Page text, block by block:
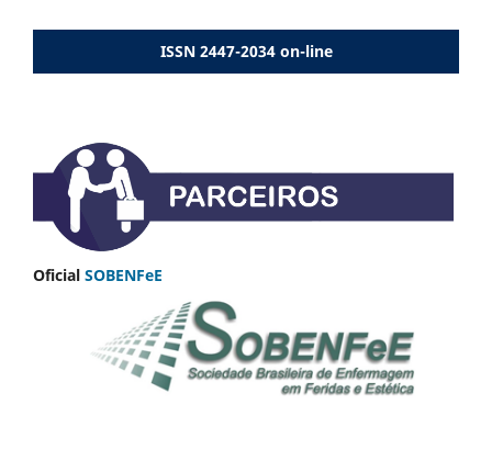
ISSN 2447-2034 on-line
Oficial SOBENFeE